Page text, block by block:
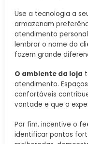
Use a tecnologia a
armazenam
atendimento
lembrar o nome do
fazem grande
O ambiente da loja
atendimento.
confortáveis
vontade e que a
Por fim, incentive o
identificar pontos